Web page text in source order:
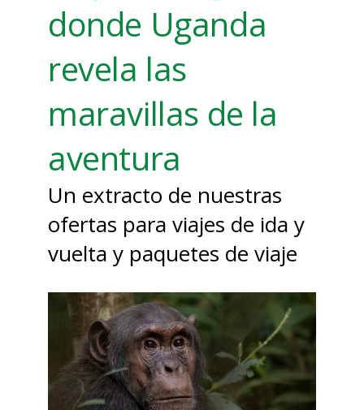
donde Uganda
revela las
maravillas de la
aventura
Un extracto de nuestras
ofertas para viajes de ida y
vuelta y paquetes de viaje